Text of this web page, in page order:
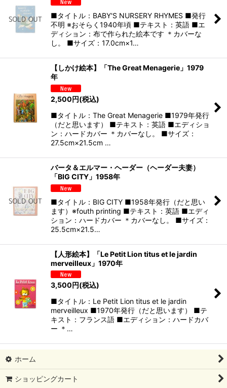
■タイトル：BABY'S NURSERY RHYMES ■発行
不明 ※おそらく1940年頃 ■テキスト：英語 ■エ
ディション：布で作られた絵本です ＊カバーな
し。 ■サイズ：17.0cm×1…
【しかけ絵本】「The Great Menagerie」1979
年
2,500円(税込)
■タイトル：The Great Menagerie ■1979年発行
（だと思います） ■テキスト：英語 ■エディショ
ン：ハードカバー ＊カバーなし。 ■サイズ：
27.5cm×21.5cm …
バータ＆エルマー・ヘーダー（ヘーダー夫妻）
「BIG CITY」1958年
■タイトル：BIG CITY ■1958年発行（だと思い
ます）※fouth printing ■テキスト：英語 ■エディ
ション：ハードカバー ＊カバーなし。 ■サイズ：
25.5cm×21.5…
【人形絵本】「Le Petit Lion titus et le jardin
merveilleux」1970年
3,500円(税込)
■タイトル：Le Petit Lion titus et le jardin
merveilleux ■1970年発行（だと思います） ■テ
キスト：フランス語 ■エディション：ハードカバ
ー ＊…
ホーム
ショッピングカート